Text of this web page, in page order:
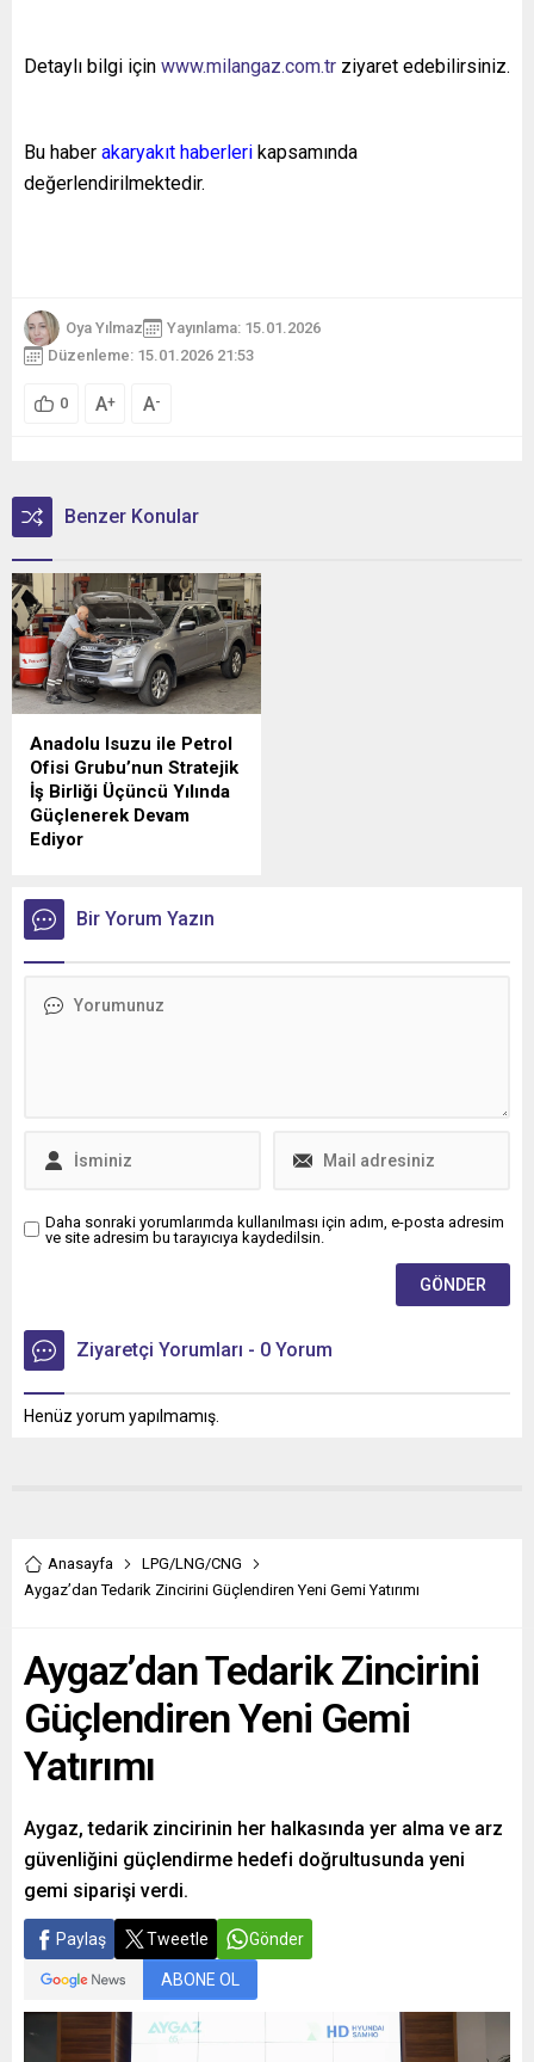
Detaylı bilgi için www.milangaz.com.tr ziyaret edebilirsiniz.
Bu haber akaryakıt haberleri kapsamında
değerlendirilmektedir.
Oya Yılmaz
Yayınlama: 15.01.2026
Düzenleme: 15.01.2026 21:53
0 A+ A-
Benzer Konular
Anadolu Isuzu ile Petrol
Ofisi Grubu’nun Stratejik
İş Birliği Üçüncü Yılında
Güçlenerek Devam
Ediyor
ticari araçlara madeni yağ
tedarikini kapsayan stratejik
iş birliği üçüncü yılına girdi.
Bir Yorum Yazın
Daha sonraki yorumlarımda kullanılması için adım, e-posta adresim
ve site adresim bu tarayıcıya kaydedilsin.
Ziyaretçi Yorumları - 0 Yorum
Henüz yorum yapılmamış.
Anasayfa
LPG/LNG/CNG
Aygaz’dan Tedarik Zincirini Güçlendiren Yeni Gemi Yatırımı
Aygaz’dan Tedarik Zincirini
Güçlendiren Yeni Gemi
Yatırımı
Aygaz, tedarik zincirinin her halkasında yer alma ve arz
güvenliğini güçlendirme hedefi doğrultusunda yeni
gemi siparişi verdi.
Paylaş Tweetle Gönder
ABONE OL